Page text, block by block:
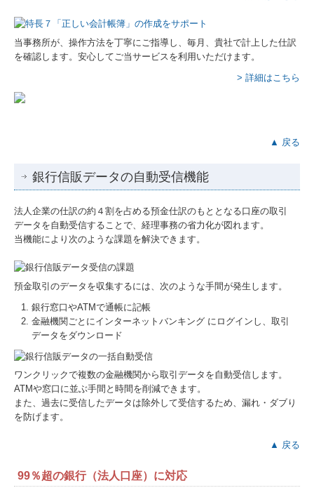
当事務所が、操作方法を丁寧にご指導し、毎月、貴社で計上した仕訳
を確認します。安心してご当サービスを利用いただけます。
> 詳細はこちら
▲ 戻る
銀行信販データの自動受信機能
法人企業の仕訳の約４割を占める預金仕訳のもととなる口座の取引
データを自動受信することで、経理事務の省力化が図れます。
当機能により次のような課題を解決できます。
預金取引のデータを収集するには、次のような手間が発生します。
銀行窓口やATMで通帳に記帳
金融機関ごとにインターネットバンキング にログインし、取引
データをダウンロード
ワンクリックで複数の金融機関から取引データを自動受信します。
ATMや窓口に並ぶ手間と時間を削減できます。
また、過去に受信したデータは除外して受信するため、漏れ・ダブり
を防げます。
▲ 戻る
99％超の銀行（法人口座）に対応